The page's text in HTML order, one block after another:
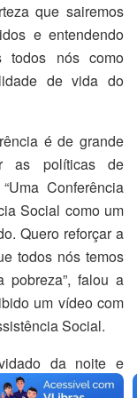
que sairemos
e entendendo
nós como
de vida do
é de grande
as políticas de
Conferência
Social como um
Quero reforçar a
todos nós temos
pobreza”, falou a
um vídeo com
Social.
da noite e
Social, Geraldo